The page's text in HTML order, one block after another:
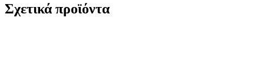
Σχετικά προϊόντα